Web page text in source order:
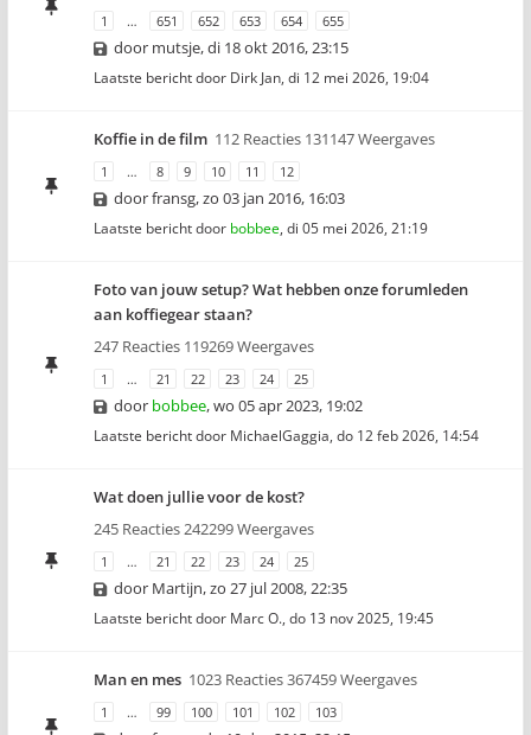
1 … 651 652 653 654 655
door mutsje,di 18 okt 2016, 23:15
Laatste bericht door Dirk Jan, di 12 mei 2026, 19:04
Koffie in de film 112 Reacties 131147 Weergaves
1 … 8 9 10 11 12
doorfransg,zo 03 jan 2016, 16:03
Laatste bericht door bobbee, di 05 mei 2026, 21:19
Foto van jouw setup? Wat hebben onze forumleden
aan koffiegear staan?
247 Reacties 119269 Weergaves
1 … 21 22 23 24 25
door bobbee,wo 05 apr 2023, 19:02
Laatste bericht door MichaelGaggia, do 12 feb 2026, 14:54
Wat doen jullie voor de kost?
245 Reacties 242299 Weergaves
1 … 21 22 23 24 25
door Martijn,zo 27 jul 2008, 22:35
Laatste bericht door Marc O., do 13 nov 2025, 19:45
Man en mes 1023 Reacties 367459 Weergaves
1 … 99 100 101 102 103